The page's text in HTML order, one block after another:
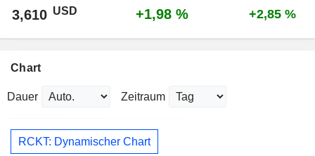
3,610 USD +1,98 % +2,85 %
Chart
Dauer Zeitraum
RCKT: Dynamischer Chart